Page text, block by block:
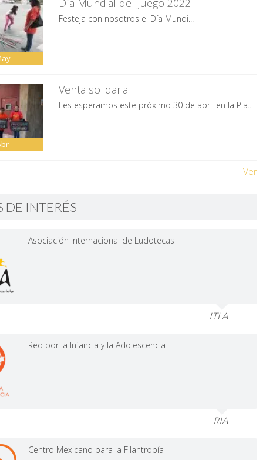
Día Mundial del Juego 2022
Festeja con nosotros el Día Mundi...
Venta solidaria
Les esperamos este próximo 30 de abril en la Pla...
Ver
DE INTERÉS
Asociación Internacional de Ludotecas
ITLA
Red por la Infancia y la Adolescencia
RIA
Centro Mexicano para la Filantropía